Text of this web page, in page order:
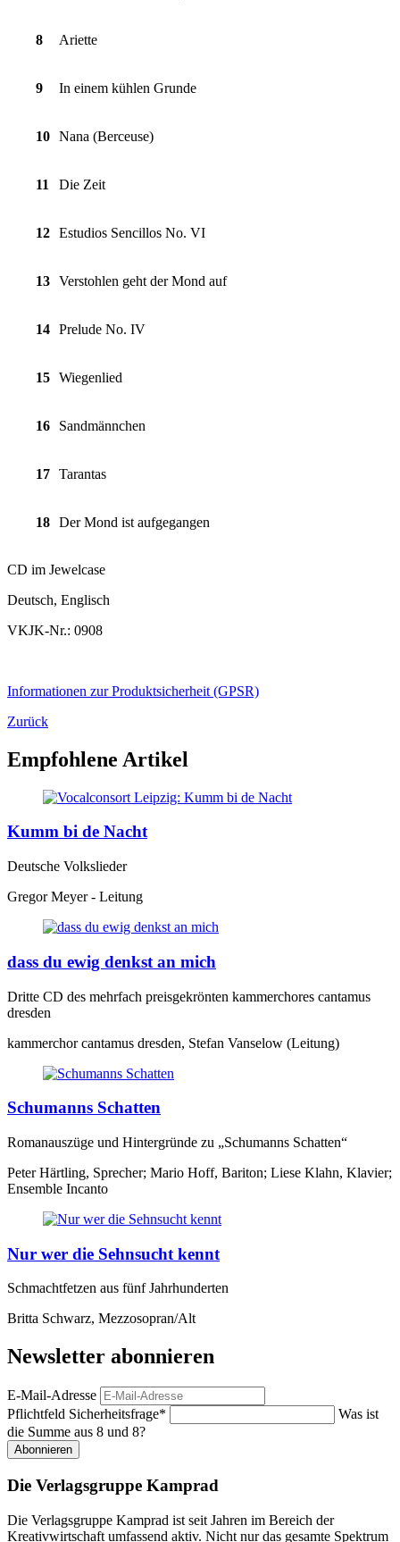
8 Ariette
9 In einem kühlen Grunde
10 Nana (Berceuse)
11 Die Zeit
12 Estudios Sencillos No. VI
13 Verstohlen geht der Mond auf
14 Prelude No. IV
15 Wiegenlied
16 Sandmännchen
17 Tarantas
18 Der Mond ist aufgegangen
CD im Jewelcase
Deutsch, Englisch
VKJK-Nr.: 0908
Informationen zur Produktsicherheit (GPSR)
Zurück
Empfohlene Artikel
Kumm bi de Nacht
Deutsche Volkslieder
Gregor Meyer - Leitung
dass du ewig denkst an mich
Dritte CD des mehrfach preisgekrönten kammerchores cantamus
dresden
kammerchor cantamus dresden, Stefan Vanselow (Leitung)
Schumanns Schatten
Romanauszüge und Hintergründe zu „Schumanns Schatten“
Peter Härtling, Sprecher; Mario Hoff, Bariton; Liese Klahn, Klavier;
Ensemble Incanto
Nur wer die Sehnsucht kennt
Schmachtfetzen aus fünf Jahrhunderten
Britta Schwarz, Mezzosopran/Alt
Newsletter abonnieren
E-Mail-Adresse
Pflichtfeld Sicherheitsfrage*
Was ist
die Summe aus 8 und 8?
Abonnieren
Die Verlagsgruppe Kamprad
Die Verlagsgruppe Kamprad ist seit Jahren im Bereich der
Kreativwirtschaft umfassend aktiv. Nicht nur das gesamte Spektrum